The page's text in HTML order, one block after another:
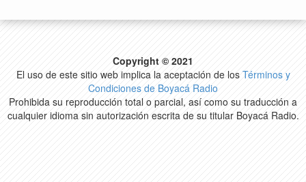
Copyright © 2021
El uso de este sitio web implica la aceptación de los Términos y
Condiciones de Boyacá Radio
Prohibida su reproducción total o parcial, así como su traducción a
cualquier idioma sin autorización escrita de su titular Boyacá Radio.